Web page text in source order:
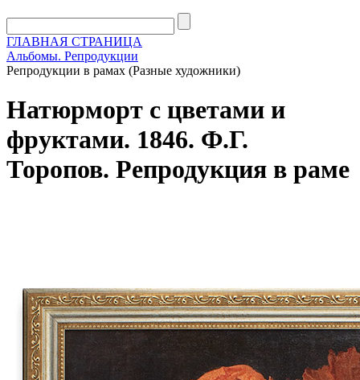
ГЛАВНАЯ СТРАНИЦА
Альбомы. Репродукции
Репродукции в рамах (Разные художники)
Натюрморт с цветами и
фруктами. 1846. Ф.Г.
Торопов. Репродукция в раме